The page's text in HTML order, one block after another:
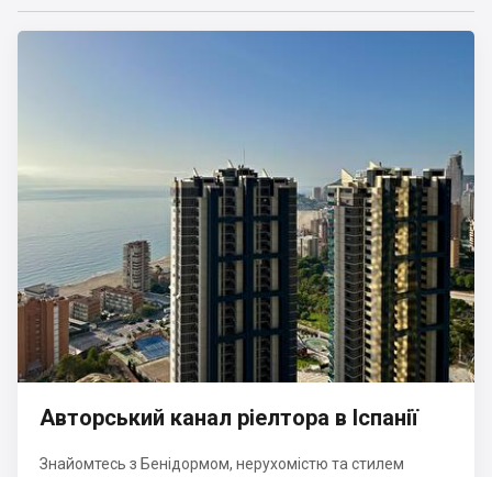
Авторський канал ріелтора в Іспанії
Знайомтесь з Бенідормом, нерухомістю та стилем